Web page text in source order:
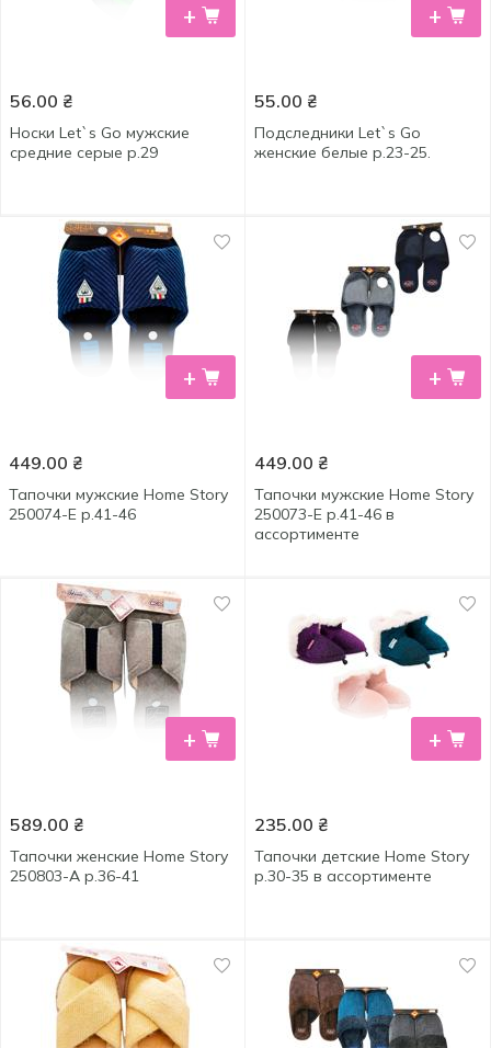
+
56.00 ₴
Носки Let`s Go мужские
средние серые р.29
+
55.00 ₴
Подследники Let`s Go
женские белые р.23-25.
+
449.00 ₴
Тапочки мужские Home Story
250074-Е р.41-46
+
449.00 ₴
Тапочки мужские Home Story
250073-Е р.41-46 в
ассортименте
+
589.00 ₴
Тапочки женские Home Story
250803-А р.36-41
+
235.00 ₴
Тапочки детские Home Story
р.30-35 в ассортименте